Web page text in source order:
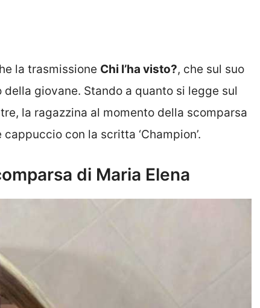
la trasmissione Chi l’ha visto?, che sul suo
giovane. Stando a quanto si legge sul
la ragazzina al momento della scomparsa
con la scritta ‘Champion’.
di Maria Elena